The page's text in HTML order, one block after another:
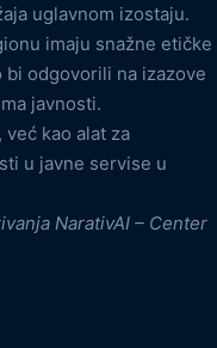
uglavnom izostaju.
imaju snažne etičke
odgovorili na izazove
javnosti.
kao alat za
u javne servise u
NarativAI – Center